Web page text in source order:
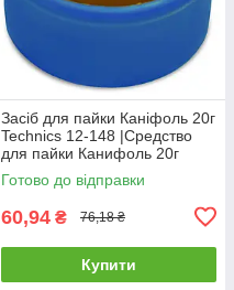
Засіб для пайки Каніфоль 20г
Technics 12-148 |Средство
для пайки Канифоль 20г
Technics
Готово до відправки
60,94 ₴ 76,18 ₴
Купити